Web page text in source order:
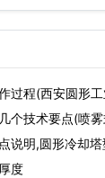
过程(西安圆形
个技术要点(喷
说明,圆形冷却
度